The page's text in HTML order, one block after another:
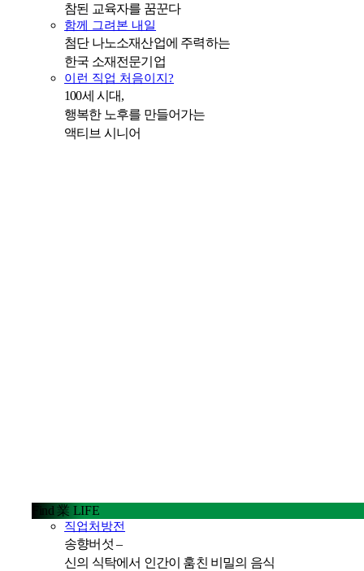
참된 교육자를 꿈꾼다
함께 그려본 내일
첨단 나노소재산업에 주력하는
한국 소재전문기업
이런 직업 처음이지?
100세 시대,
행복한 노후를 만들어가는
액티브 시니어
Find 業 LIFE
직업처방전
송향버섯 –
신의 식탁에서 인간이 훔친 비밀의 음식